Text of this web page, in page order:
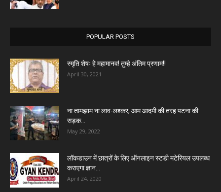
POPULAR POSTS
स्मृति शेषः हे महामानव! तुम्हे अंतिम प्रणाम!!
April 30, 2021
ना तामझाम ना लाव-लश्कर, आम आदमी की तरह पटना की
सड़क...
May 29, 2022
लॉकडाउन में छात्रों के लिए ऑनलाइन स्टडी मटेरियल उपलब्ध
कराएगा ज्ञान...
April 24, 2020